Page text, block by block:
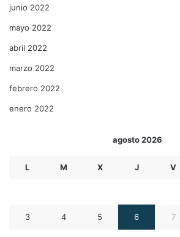
junio 2022
mayo 2022
abril 2022
marzo 2022
febrero 2022
enero 2022
agosto 2026
L M X J V
3 4 5 6 7